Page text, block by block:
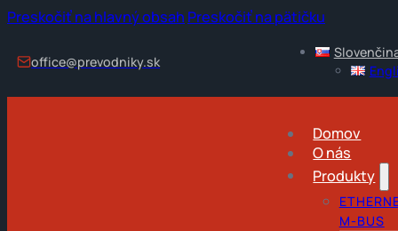
Preskočiť na hlavný obsah Preskočiť na pätičku
office@prevodniky.sk
Domov
O nás
Produkty
M-BUS